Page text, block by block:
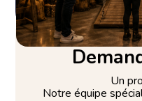
Un
Notre équipe